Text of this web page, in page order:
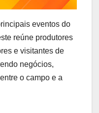
eventos do
reúne produtores
e visitantes de
negócios,
o campo e a